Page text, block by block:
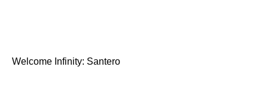
Welcome Infinity: Santero